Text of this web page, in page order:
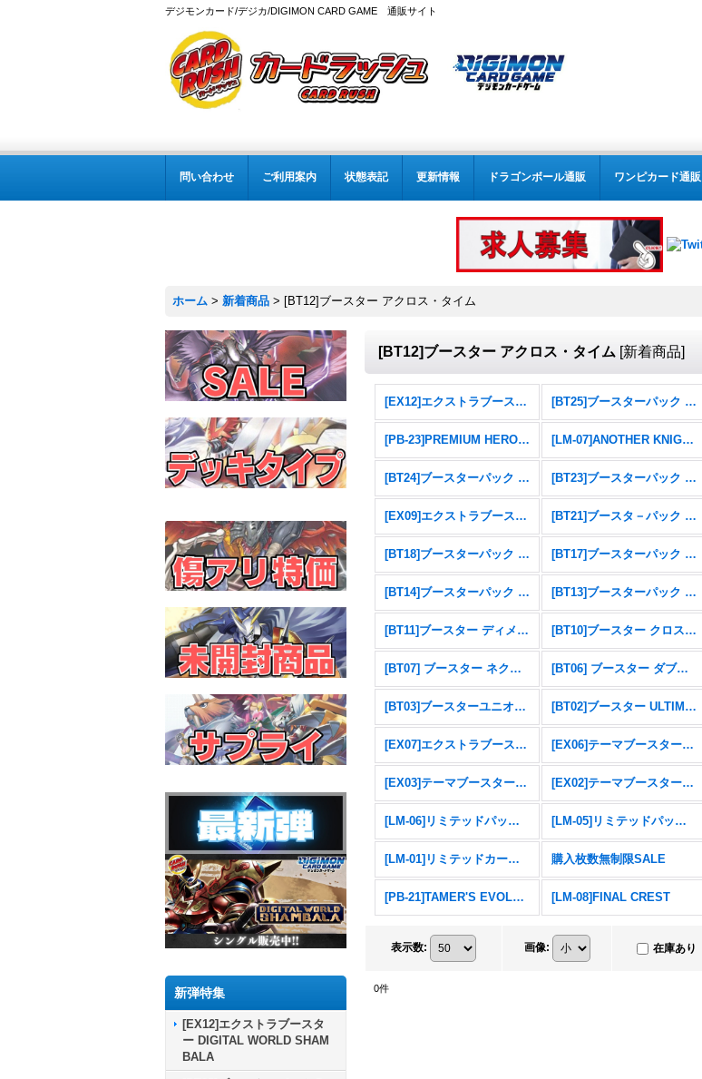
デジモンカード/デジカ/DIGIMON CARD GAME 通販サイト
問い合わせ ご利用案内 状態表記 更新情報 ドラゴンボール通販 ワンピカード通販
ホーム > 新着商品 > [BT12]ブースター アクロス・タイム
新弾特集
[EX12]エクストラブースタ
ー DIGITAL WORLD SHAM
BALA
[BT12]ブースター アクロス・タイム [新着商品]
[EX12]エクストラブースター DIGITAL WORLD SHAMBALA [BT25]ブースターパック DUAL REVOLUTION
[PB-23]PREMIUM HEROINES SET ver.2 [LM-07]ANOTHER KNIGHT
[BT24]ブースターパック TIME STRANGER [BT23]ブースターパック HACKERS' SLUMBER
[EX09]エクストラブースター VERSUS MONSTERS [BT21]ブースタ－パック WORLD CONVERGENCE
[BT18]ブースターパック エレメントサクセサー [BT17]ブースターパック シークレットクライシス
[BT14]ブースターパック BLAST ACE [BT13]ブースターパック VSロイヤルナイツ
[BT11]ブースター ディメンショナルフェイズ [BT10]ブースター クロスエンカウンター
[BT07] ブースター ネクストアドベンチャー [BT06] ブースター ダブルダイヤモンド
[BT03]ブースターユニオンインパクト [BT02]ブースター ULTIMATE POWER
[EX07]エクストラブースター デジモンリベレイター [EX06]テーマブースターインファナル・アセンション
[EX03]テーマブースター ドラゴンズロア [EX02]テーマブースター デジタルハザード
[LM-06]リミテッドパック ビリオン・バレット [LM-05]リミテッドパック ファイナル・エリシオン
[LM-01]リミテッドカードパック デジモンゴーストゲーム 購入枚数無制限SALE
[PB-21]TAMER'S EVOLUTION BOX -RISE OF DIGIMON- [LM-08]FINAL CREST
表示数: 画像: 在庫あり
0件